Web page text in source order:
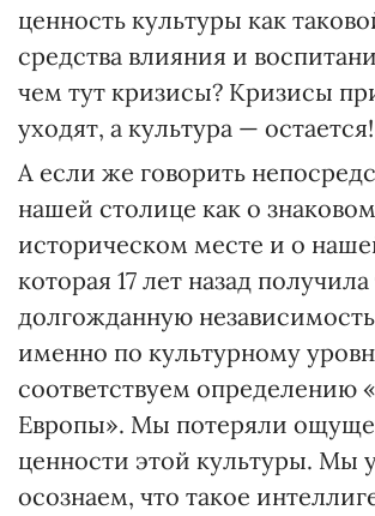
ценность культуры как
средства влияния и
чем тут кризисы? Кризисы
уходят, а культура — остается!
А если же говорить
нашей столице как о знаковом
историческом месте и о
которая 17 лет назад
долгожданную
именно по культурному
соответствуем определению
Европы». Мы потеряли
ценности этой культуры. Мы
осознаем, что такое